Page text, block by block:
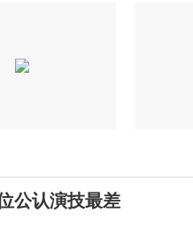
公认演技最差